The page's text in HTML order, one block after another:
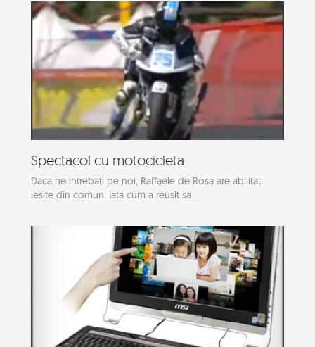
Spectacol cu motocicleta
Daca ne intrebati pe noi, Raffaele de Rosa are abilitati
iesite din comun. Iata cum a reusit sa...